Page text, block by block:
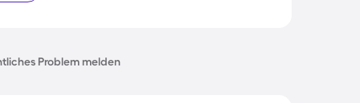
Problem melden